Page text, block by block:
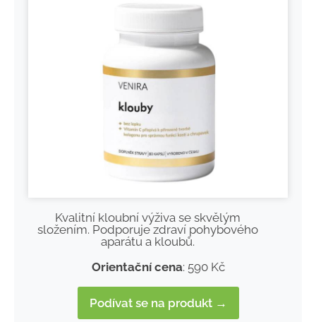
Kvalitní kloubní výživa se skvělým
složením. Podporuje zdraví pohybového
aparátu a kloubů.
Orientační cena: 590 Kč
Podívat se na produkt →